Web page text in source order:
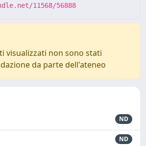
11568/56888
visualizzati non sono stati
da parte dell'ateneo
ND
ND